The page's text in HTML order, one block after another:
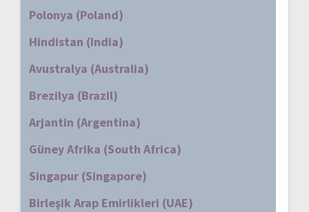
Polonya (Poland)
Hindistan (India)
Avustralya (Australia)
Brezilya (Brazil)
Arjantin (Argentina)
Güney Afrika (South Africa)
Singapur (Singapore)
Birleşik Arap Emirlikleri (UAE)